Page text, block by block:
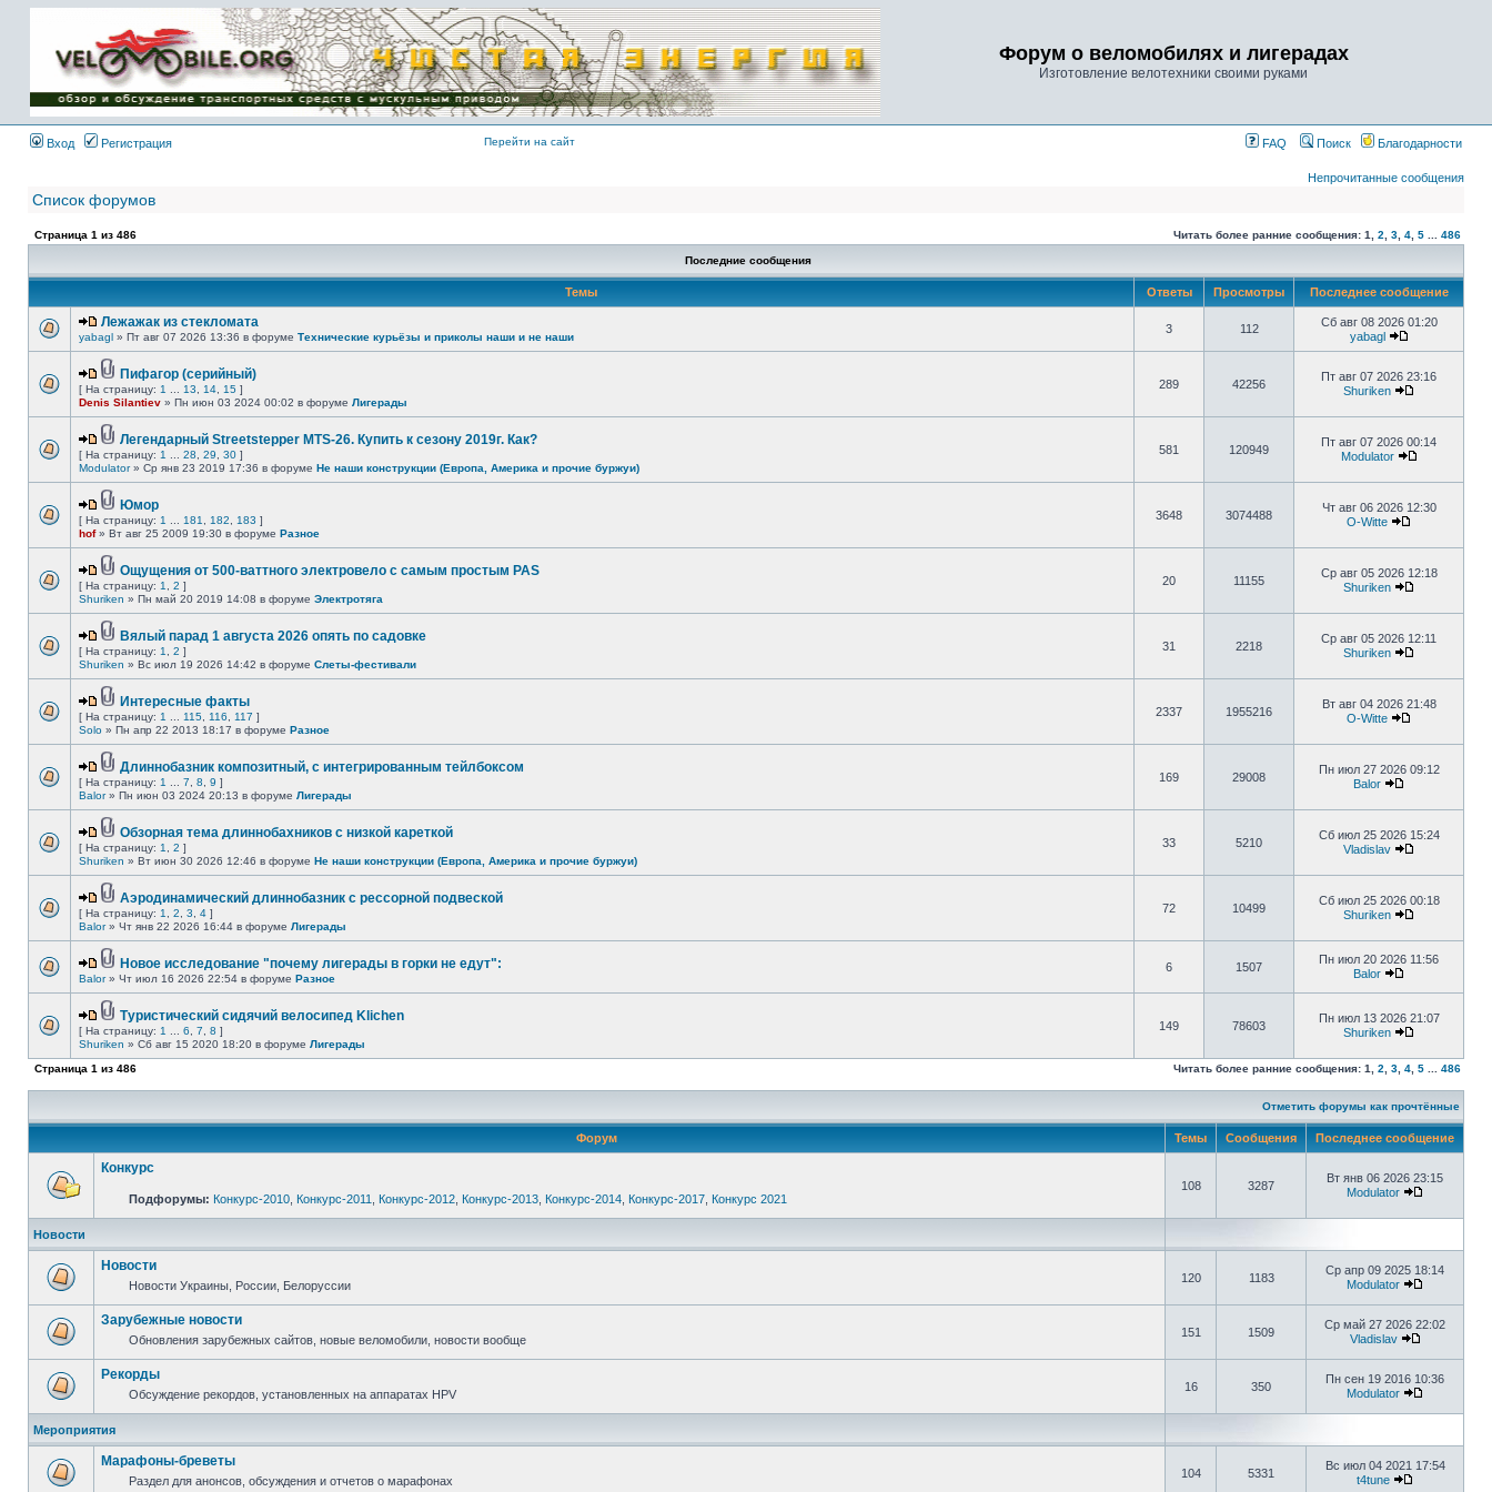
Имя пользователя:
Пароль:
{ LOG_ME_IN_SHORT
}
Форум о веломобилях и лигерадах
Изготовление велотехники своими руками
Вход Регистрация Перейти на сайт FAQ Поиск Благодарности
Непрочитанные сообщения
Список форумов
Страница 1 из 486 Читать более ранние сообщения: 1 2 3 4 5 486
Последние сообщения
Темы Ответы Просмотры Последнее сообщение
Лежажак из стекломата
yabagl » Пт авг 07 2026 13:36 в форуме Технические курьёзы и приколы наши и не наши
3 112
Сб авг 08 2026 01:20
yabagl
Пифагор (серийный)
[ На страницу: 1 13 14 15 ]
Denis Silantiev » Пн июн 03 2024 00:02 в форуме Лигерады
289 42256
Пт авг 07 2026 23:16
Shuriken
Легендарный Streetstepper MTS-26. Купить к сезону 2019г. Как?
[ На страницу: 1 28 29 30 ]
Modulator» Ср янв 23 2019 17:36 в форуме Не наши конструкции (Европа, Америка и прочие буржуи)
581 120949
Пт авг 07 2026 00:14
Modulator
Юмор
[ На страницу: 1 181 182 183 ]
hof» Вт авг 25 2009 19:30 в форуме Разное
3648 3074488
Чт авг 06 2026 12:30
O-Witte
Ощущения от 500-ваттного электровело с самым простым PAS
[ На страницу: 1 2 ]
Shuriken » Пн май 20 2019 14:08 в форуме Электротяга
20 11155
Ср авг 05 2026 12:18
Shuriken
Вялый парад 1 августа 2026 опять по садовке
[ На страницу: 1 2 ]
Shuriken » Вс июл 19 2026 14:42 в форуме Слеты-фестивали
31 2218
Ср авг 05 2026 12:11
Shuriken
Интересные факты
[ На страницу: 1 115 116 117 ]
Solo » Пн апр 22 2013 18:17 в форуме Разное
2337 1955216
Вт авг 04 2026 21:48
O-Witte
Длиннобазник композитный, с интегрированным тейлбоксом
[ На страницу: 1 7 8 9 ]
Balor» Пн июн 03 2024 20:13 в форуме Лигерады
169 29008
Пн июл 27 2026 09:12
Balor
Обзорная тема длиннобахников с низкой кареткой
[ На страницу: 1 2 ]
Shuriken » Вт июн 30 2026 12:46 в форуме Не наши конструкции (Европа, Америка и прочие буржуи)
33 5210
Сб июл 25 2026 15:24
Vladislav
Аэродинамический длиннобазник с рессорной подвеской
[ На страницу: 1 2 3 4 ]
Balor» Чт янв 22 2026 16:44 в форуме Лигерады
72 10499
Сб июл 25 2026 00:18
Shuriken
Новое исследование "почему лигерады в горки не едут":
Balor» Чт июл 16 2026 22:54 в форуме Разное
6 1507
Пн июл 20 2026 11:56
Balor
Туристический сидячий велосипед Klichen
[ На страницу: 1 6 7 8 ]
Shuriken » Сб авг 15 2020 18:20 в форуме Лигерады
149 78603
Пн июл 13 2026 21:07
Shuriken
Страница 1 из 486 Читать более ранние сообщения: 1 2 3 4 5 486
Отметить форумы как прочтённые
Форум Темы Сообщения Последнее сообщение
Конкурс
Подфорумы: Конкурс-2010 Конкурс-2011 Конкурс-2012 Конкурс-2013 Конкурс-2014 Конкурс-2017 Конкурс 2021
108 3287
Вт янв 06 2026 23:15
Modulator
Новости
Новости
Новости Украины, России, Белоруссии
120 1183
Ср апр 09 2025 18:14
Modulator
Зарубежные новости
Обновления зарубежных сайтов, новые веломобили, новости вообще
151 1509
Ср май 27 2026 22:02
Vladislav
Рекорды
Обсуждение рекордов, установленных на аппаратах HPV
16 350
Пн сен 19 2016 10:36
Modulator
Мероприятия
Марафоны-бреветы
Раздел для анонсов, обсуждения и отчетов о марафонах
104 5331
Вс июл 04 2021 17:54
t4tune